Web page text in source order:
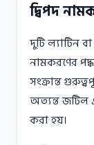
দ্বিপদ
দুটি ল্যাটিন
নামকরণের
সংক্রান্ত
অত্যন্ত জটিল
করা হয়।